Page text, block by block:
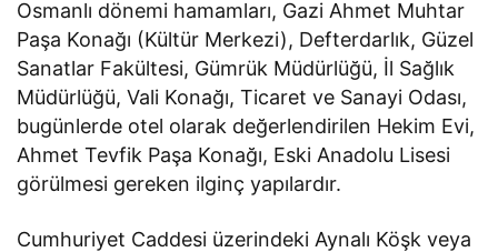
Osmanlı dönemi hamamları, Gazi Ahmet Muhtar
Paşa Konağı (Kültür Merkezi), Defterdarlık, Güzel
Sanatlar Fakültesi, Gümrük Müdürlüğü, İl Sağlık
Müdürlüğü, Vali Konağı, Ticaret ve Sanayi Odası,
bugünlerde otel olarak değerlendirilen Hekim Evi,
Ahmet Tevfik Paşa Konağı, Eski Anadolu Lisesi
görülmesi gereken ilginç yapılardır.
Cumhuriyet Caddesi üzerindeki Aynalı Köşk veya